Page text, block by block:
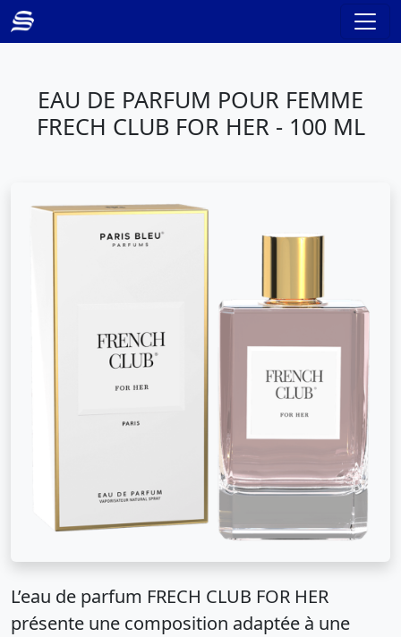
EAU DE PARFUM POUR FEMME
FRECH CLUB FOR HER - 100 ML
L’eau de parfum FRECH CLUB FOR HER
présente une composition adaptée à une